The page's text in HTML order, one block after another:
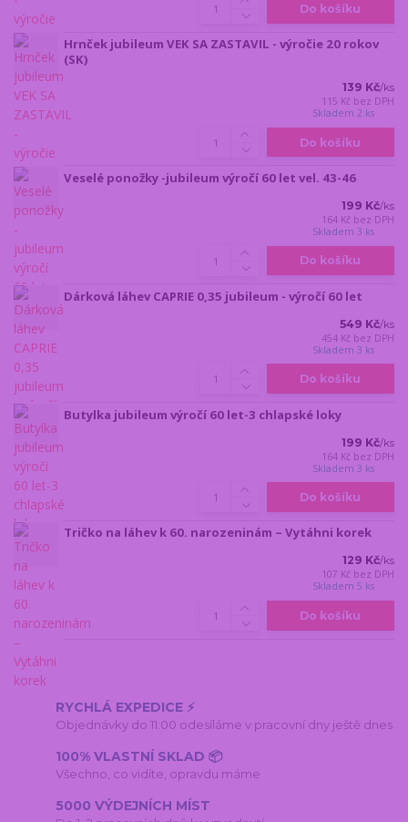
Do košíku
Hrnček jubileum VEK SA ZASTAVIL - výročie 20 rokov
(SK)
139 Kč/ks
115 Kč bez DPH
Skladem 2 ks
Do košíku
Veselé ponožky -jubileum výročí 60 let vel. 43-46
199 Kč/ks
164 Kč bez DPH
Skladem 3 ks
Do košíku
Dárková láhev CAPRIE 0,35 jubileum - výročí 60 let
549 Kč/ks
454 Kč bez DPH
Skladem 3 ks
Do košíku
Butylka jubileum výročí 60 let-3 chlapské loky
199 Kč/ks
164 Kč bez DPH
Skladem 3 ks
Do košíku
Tričko na láhev k 60. narozeninám – Vytáhni korek
129 Kč/ks
107 Kč bez DPH
Skladem 5 ks
Do košíku
RYCHLÁ EXPEDICE ⚡
Objednávky do 11:00 odesíláme v pracovní dny ještě dnes
100% VLASTNÍ SKLAD 📦
Všechno, co vidíte, opravdu máme
5000 VÝDEJNÍCH MÍST